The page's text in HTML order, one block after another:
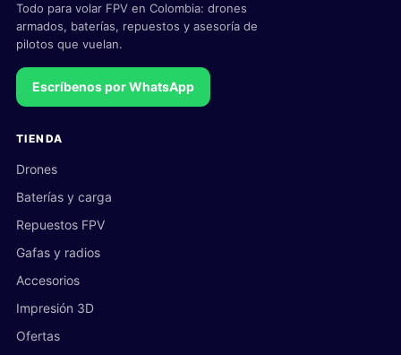
Todo para volar FPV en Colombia: drones
armados, baterías, repuestos y asesoría de
pilotos que vuelan.
Escríbenos por WhatsApp
TIENDA
Drones
Baterías y carga
Repuestos FPV
Gafas y radios
Accesorios
Impresión 3D
Ofertas